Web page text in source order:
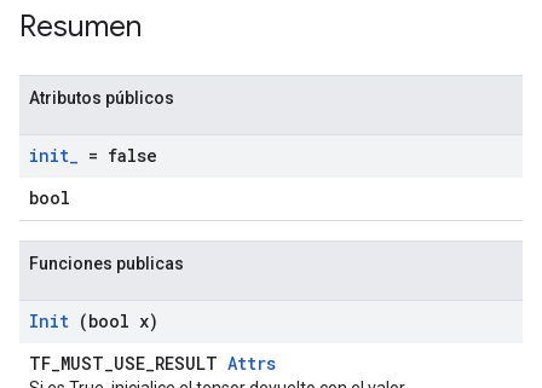
Resumen
Atributos públicos
init_ = false
bool
Funciones publicas
Init (bool x)
TF_MUST_USE_RESULT Attrs